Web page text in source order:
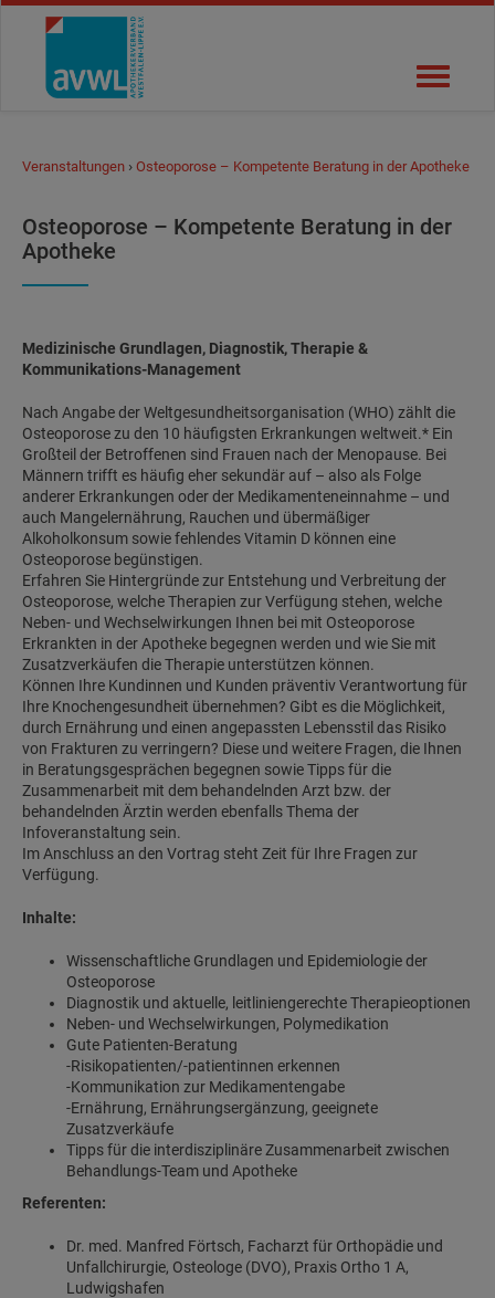
Benutzername
Password
Veranstaltungen › Osteoporose – Kompetente Beratung in der Apotheke
Osteoporose – Kompetente Beratung in der
Apotheke
Medizinische Grundlagen, Diagnostik, Therapie &
Kommunikations-Management
Nach Angabe der Weltgesundheitsorganisation (WHO) zählt die
Osteoporose zu den 10 häufigsten Erkrankungen weltweit.* Ein
Großteil der Betroffenen sind Frauen nach der Menopause. Bei
Männern trifft es häufig eher sekundär auf – also als Folge
anderer Erkrankungen oder der Medikamenteneinnahme – und
auch Mangelernährung, Rauchen und übermäßiger
Alkoholkonsum sowie fehlendes Vitamin D können eine
Osteoporose begünstigen.
Erfahren Sie Hintergründe zur Entstehung und Verbreitung der
Osteoporose, welche Therapien zur Verfügung stehen, welche
Neben- und Wechselwirkungen Ihnen bei mit Osteoporose
Erkrankten in der Apotheke begegnen werden und wie Sie mit
Zusatzverkäufen die Therapie unterstützen können.
Können Ihre Kundinnen und Kunden präventiv Verantwortung für
Ihre Knochengesundheit übernehmen? Gibt es die Möglichkeit,
durch Ernährung und einen angepassten Lebensstil das Risiko
von Frakturen zu verringern? Diese und weitere Fragen, die Ihnen
in Beratungsgesprächen begegnen sowie Tipps für die
Zusammenarbeit mit dem behandelnden Arzt bzw. der
behandelnden Ärztin werden ebenfalls Thema der
Infoveranstaltung sein.
Im Anschluss an den Vortrag steht Zeit für Ihre Fragen zur
Verfügung.
Inhalte:
Wissenschaftliche Grundlagen und Epidemiologie der
Osteoporose
Diagnostik und aktuelle, leitliniengerechte Therapieoptionen
Neben- und Wechselwirkungen, Polymedikation
Gute Patienten-Beratung
-Risikopatienten/-patientinnen erkennen
-Kommunikation zur Medikamentengabe
-Ernährung, Ernährungsergänzung, geeignete
Zusatzverkäufe
Tipps für die interdisziplinäre Zusammenarbeit zwischen
Behandlungs-Team und Apotheke
Referenten:
Dr. med. Manfred Förtsch, Facharzt für Orthopädie und
Unfallchirurgie, Osteologe (DVO), Praxis Ortho 1 A,
Ludwigshafen